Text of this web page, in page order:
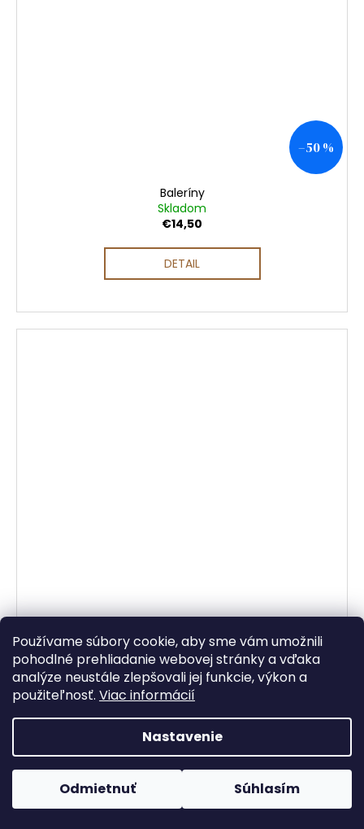
Používame súbory cookie, aby sme vám umožnili
pohodlné prehliadanie webovej stránky a vďaka
analýze neustále zlepšovali jej funkcie, výkon a
použiteľnosť. Viac informácií
Nastavenie
Odmietnuť Súhlasím
–50 %
Baleríny
Skladom
€14,50
DETAIL